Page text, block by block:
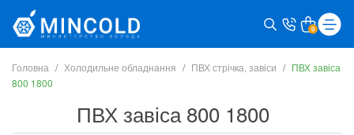
0
Головна Холодильне обладнання ПВХ стрічка, завіси
ПВХ завіса
800 1800
ПВХ завіса 800 1800